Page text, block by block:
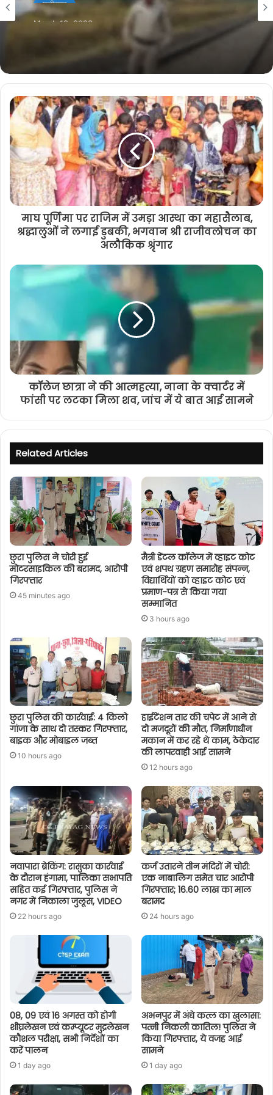
o
r
m
March 12, 2023
रेलवे ट्रैक पर मिली युवक की सिर कटी लाश :
गरियाबंद का रहने वाला है युवक
माघ पूर्णिमा पर राजिम में उमड़ा आस्था का महासैलाब,
श्रद्धालुओं ने लगाई डुबकी, भगवान श्री राजीवलोचन का
अलौकिक श्रृंगार
कॉलेज छात्रा ने की आत्महत्या, नाना के क्वार्टर में
फांसी पर लटका मिला शव, जांच में ये बात आई सामने
Related Articles
छुरा पुलिस ने चोरी हुई
मोटरसाइकिल की बरामद, आरोपी
गिरफ्तार
45 minutes ago
मैत्री डेंटल कॉलेज में व्हाइट कोट
एवं शपथ ग्रहण समारोह संपन्न,
विद्यार्थियों को व्हाइट कोट एवं
प्रमाण-पत्र से किया गया
सम्मानित
3 hours ago
छुरा पुलिस की कार्रवाई: 4 किलो
गांजा के साथ दो तस्कर गिरफ्तार,
बाइक और मोबाइल जब्त
10 hours ago
हाईटेंशन तार की चपेट में आने से
दो मजदूरों की मौत, निर्माणाधीन
मकान में कर रहे थे काम, ठेकेदार
की लापरवाही आई सामने
12 hours ago
नवापारा ब्रेकिंग: रासुका कार्रवाई
के दौरान हंगामा, पालिका सभापति
सहित कई गिरफ्तार, पुलिस ने
नगर में निकाला जुलूस, VIDEO
22 hours ago
कर्ज उतारने तीन मंदिरों में चोरी:
एक नाबालिग समेत चार आरोपी
गिरफ्तार; 16.60 लाख का माल
बरामद
24 hours ago
08, 09 एवं 16 अगस्त को होगी
शीघ्रलेखन एवं कम्प्यूटर मुद्रलेखन
कौशल परीक्षा, सभी निर्देशों का
करें पालन
1 day ago
अभनपुर में अंधे कत्ल का खुलासा:
पत्नी निकली कातिल! पुलिस ने
किया गिरफ्तार, ये वजह आई
सामने
1 day ago